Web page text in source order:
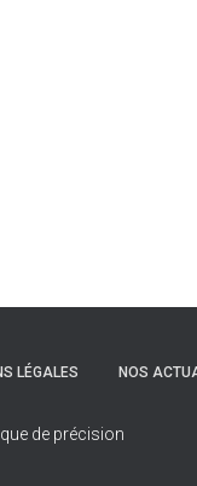
LÉGALES NOS
de précision